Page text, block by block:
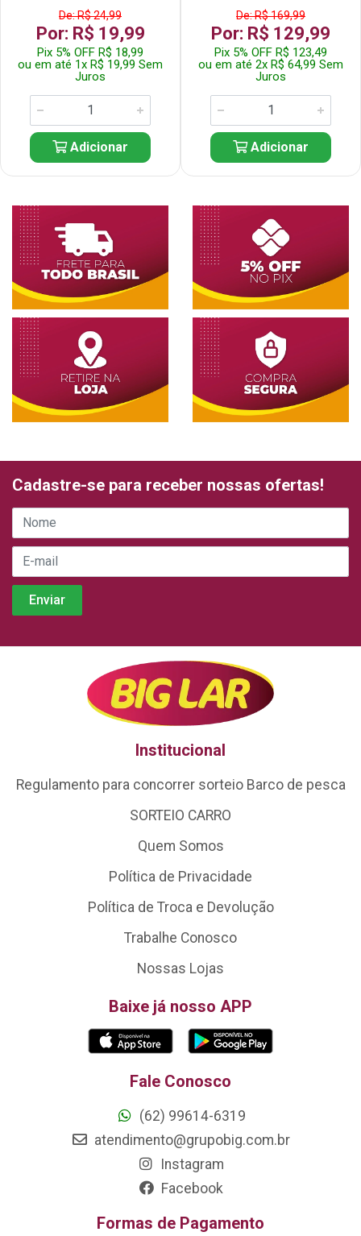
De: R$ 24,99
Por: R$ 19,99
Pix 5% OFF R$ 18,99
ou em até 1x R$ 19,99 Sem
Juros
Adicionar
De: R$ 169,99
Por: R$ 129,99
Pix 5% OFF R$ 123,49
ou em até 2x R$ 64,99 Sem
Juros
Adicionar
Cadastre-se para receber nossas ofertas!
Institucional
Regulamento para concorrer sorteio Barco de pesca
SORTEIO CARRO
Quem Somos
Política de Privacidade
Política de Troca e Devolução
Trabalhe Conosco
Nossas Lojas
Baixe já nosso APP
Fale Conosco
(62) 99614-6319
atendimento@grupobig.com.br
Instagram
Facebook
Formas de Pagamento